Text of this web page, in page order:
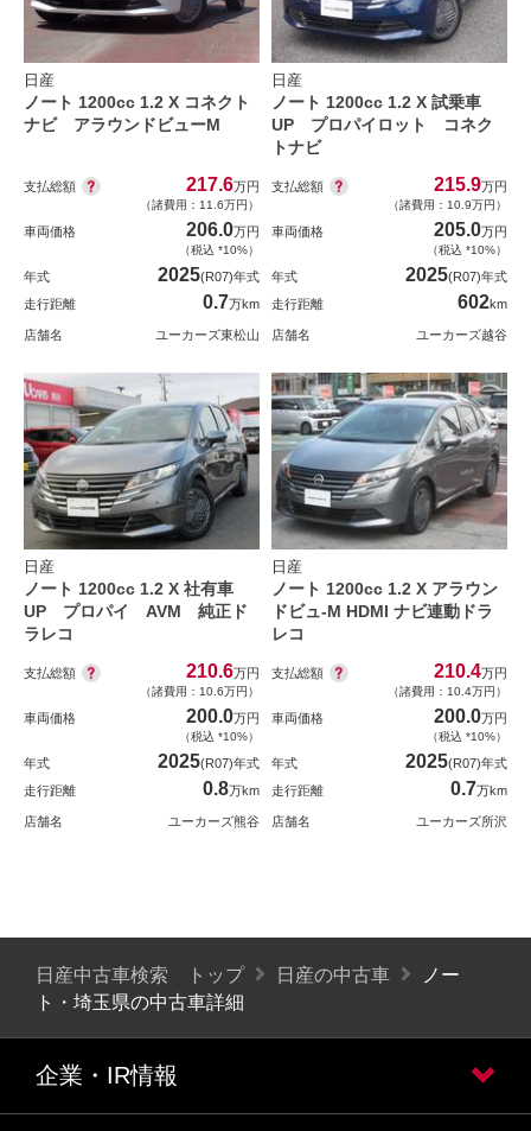
日産
ノート 1200cc 1.2 X コネクト
ナビ アラウンドビューM
支払総額 217.6万円
（諸費用：11.6万円）
車両価格 206.0万円
（税込 *10%）
年式 2025(R07)年式
走行距離
0.7万km
店舗名 ユーカーズ東松山
日産
ノート 1200cc 1.2 X 試乗車
UP プロパイロット コネク
トナビ
支払総額 215.9万円
（諸費用：10.9万円）
車両価格 205.0万円
（税込 *10%）
年式 2025(R07)年式
走行距離
602km
店舗名 ユーカーズ越谷
日産
ノート 1200cc 1.2 X 社有車
UP プロパイ AVM 純正ド
ラレコ
支払総額 210.6万円
（諸費用：10.6万円）
車両価格 200.0万円
（税込 *10%）
年式 2025(R07)年式
走行距離
0.8万km
店舗名 ユーカーズ熊谷
日産
ノート 1200cc 1.2 X アラウン
ドビュ-M HDMI ナビ連動ドラ
レコ
支払総額 210.4万円
（諸費用：10.4万円）
車両価格 200.0万円
（税込 *10%）
年式 2025(R07)年式
走行距離
0.7万km
店舗名 ユーカーズ所沢
日産中古車検索 トップ 日産の中古車
ノー
ト・埼玉県の中古車詳細
企業・IR情報